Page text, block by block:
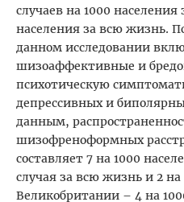
случаев на 1000 населения
населения за всю жизнь.
данном исследовании
шизоаффективные и
психотическую
депрессивных и
данным,
шизофреноформных
составляет 7 на 1000
случая за всю жизнь и 2 на
Великобритании – 4 на